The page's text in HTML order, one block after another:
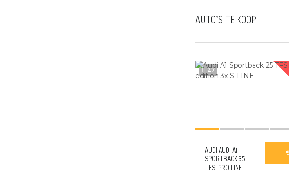
AUTO’S TE KOOP
27
AUDI AUDI A1
SPORTBACK 35
TFSI PRO LINE